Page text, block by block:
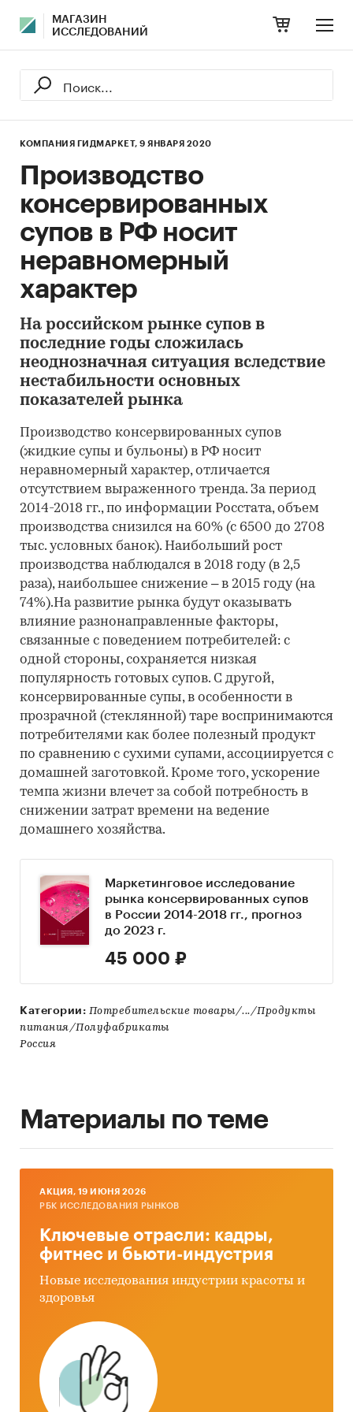
МАГАЗИН
ИССЛЕДОВАНИЙ
КОМПАНИЯ ГИДМАРКЕТ, 9 ЯНВАРЯ 2020
Производство
консервированных
супов в РФ носит
неравномерный
характер
На российском рынке супов в
последние годы сложилась
неоднозначная ситуация вследствие
нестабильности основных
показателей рынка
Производство консервированных супов
(жидкие супы и бульоны) в РФ носит
неравномерный характер, отличается
отсутствием выраженного тренда. За период
2014-2018 гг., по информации Росстата, объем
производства снизился на 60% (с 6500 до 2708
тыс. условных банок). Наибольший рост
производства наблюдался в 2018 году (в 2,5
раза), наибольшее снижение – в 2015 году (на
74%).На развитие рынка будут оказывать
влияние разнонаправленные факторы,
связанные с поведением потребителей: с
одной стороны, сохраняется низкая
популярность готовых супов. С другой,
консервированные супы, в особенности в
прозрачной (стеклянной) таре воспринимаются
потребителями как более полезный продукт
по сравнению с сухими супами, ассоциируется с
домашней заготовкой. Кроме того, ускорение
темпа жизни влечет за собой потребность в
снижении затрат времени на ведение
домашнего хозяйства.
Маркетинговое исследование
рынка консервированных супов
в России 2014-2018 гг., прогноз
до 2023 г.
45 000 ₽
Категории: Потребительские товары/.../Продукты
питания/Полуфабрикаты
Россия
Материалы по теме
AКЦИЯ, 19 ИЮНЯ 2026
РБК ИССЛЕДОВАНИЯ РЫНКОВ
Ключевые отрасли: кадры,
фитнес и бьюти-индустрия
Новые исследования индустрии красоты и
здоровья